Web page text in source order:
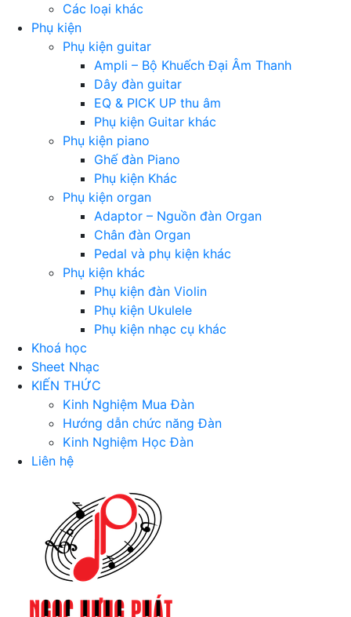
Các loại khác
Phụ kiện
Phụ kiện guitar
Ampli – Bộ Khuếch Đại Âm Thanh
Dây đàn guitar
EQ & PICK UP thu âm
Phụ kiện Guitar khác
Phụ kiện piano
Ghế đàn Piano
Phụ kiện Khác
Phụ kiện organ
Adaptor – Nguồn đàn Organ
Chân đàn Organ
Pedal và phụ kiện khác
Phụ kiện khác
Phụ kiện đàn Violin
Phụ kiện Ukulele
Phụ kiện nhạc cụ khác
Khoá học
Sheet Nhạc
KIẾN THỨC
Kinh Nghiệm Mua Đàn
Hướng dẫn chức năng Đàn
Kinh Nghiệm Học Đàn
Liên hệ